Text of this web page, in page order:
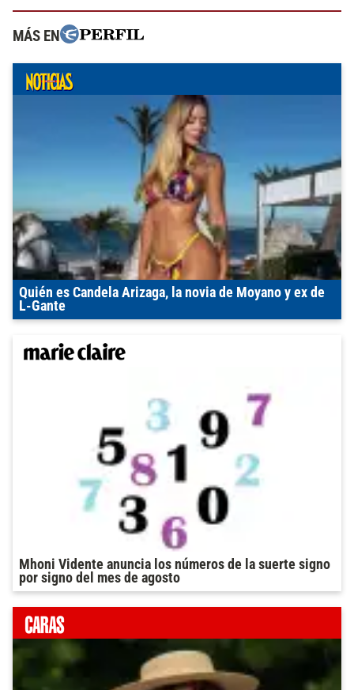
MÁS EN
Quién es Candela Arizaga, la novia de Moyano y ex de
L-Gante
Mhoni Vidente anuncia los números de la suerte signo
por signo del mes de agosto